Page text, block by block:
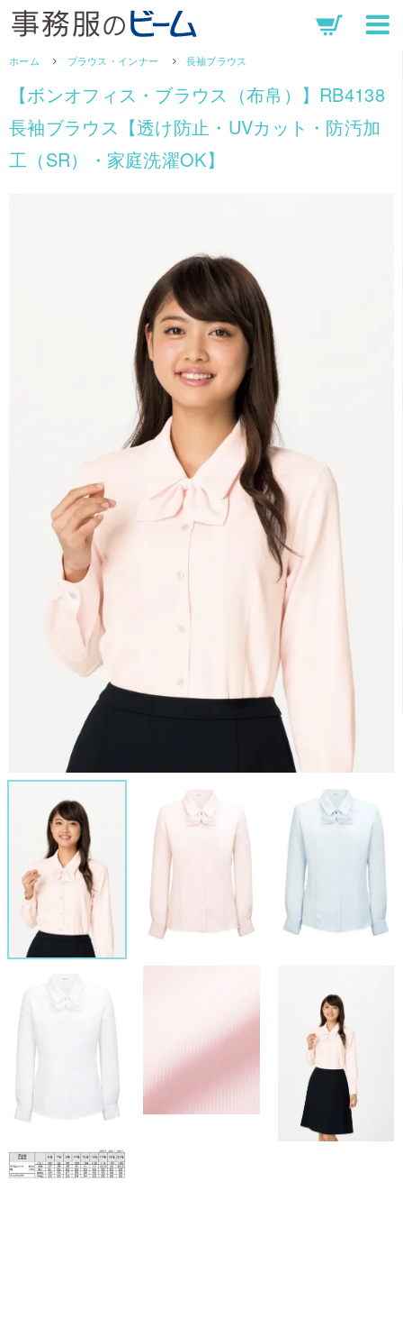
ホーム ブラウス・インナー 長袖ブラウス
【ボンオフィス・ブラウス（布帛）】RB4138
長袖ブラウス【透け防止・UVカット・防汚加
工（SR）・家庭洗濯OK】